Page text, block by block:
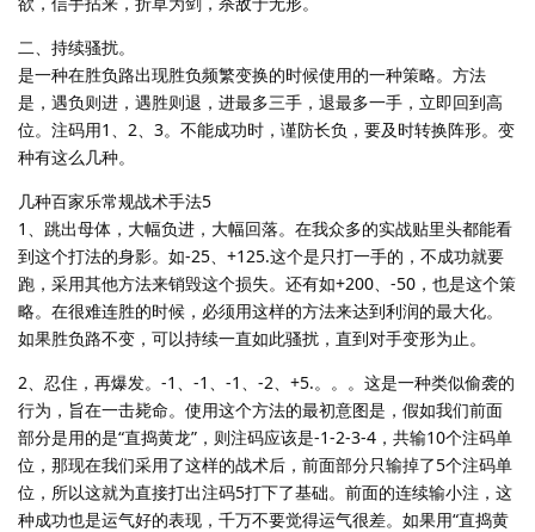
二、持续骚扰。
是一种在胜负路出现胜负频繁变换的时候使用的一种策略。方法
是，遇负则进，遇胜则退，进最多三手，退最多一手，立即回到高
位。注码用1、2、3。不能成功时，谨防长负，要及时转换阵形。变
种有这么几种。
几种百家乐常规战术手法5
1、跳出母体，大幅负进，大幅回落。在我众多的实战贴里头都能看
到这个打法的身影。如-25、+125.这个是只打一手的，不成功就要
跑，采用其他方法来销毁这个损失。还有如+200、-50，也是这个策
略。在很难连胜的时候，必须用这样的方法来达到利润的最大化。
如果胜负路不变，可以持续一直如此骚扰，直到对手变形为止。
2、忍住，再爆发。-1、-1、-1、-2、+5.。。。这是一种类似偷袭的
行为，旨在一击毙命。使用这个方法的最初意图是，假如我们前面
部分是用的是“直捣黄龙”，则注码应该是-1-2-3-4，共输10个注码单
位，那现在我们采用了这样的战术后，前面部分只输掉了5个注码单
位，所以这就为直接打出注码5打下了基础。前面的连续输小注，这
种成功也是运气好的表现，千万不要觉得运气很差。如果用“直捣黄